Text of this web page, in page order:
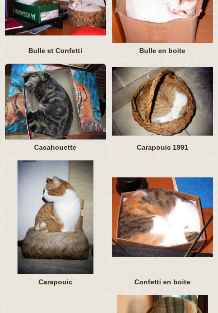
Bulle et Confetti Bulle en boite
Cacahouette Carapouic 1991
Carapouic Confetti en boite